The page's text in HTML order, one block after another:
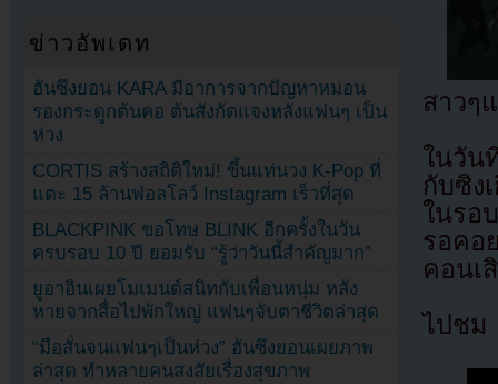
สาวๆ
ในวัน
กับซิง
ในรอ
รอคอ
คอนเ
ไปชม
ข่าวอัพเดท
ฮันซึงยอน KARA มีอาการจากปัญหาหมอน
รองกระดูกต้นคอ ต้นสังกัดแจงหลังแฟนๆ เป็น
ห่วง
CORTIS สร้างสถิติใหม่! ขึ้นแท่นวง K-Pop ที่
แตะ 15 ล้านฟอลโลว์ Instagram เร็วที่สุด
BLACKPINK ขอโทษ BLINK อีกครั้งในวัน
ครบรอบ 10 ปี ยอมรับ “รู้ว่าวันนี้สำคัญมาก”
ยูอาอินเผยโมเมนต์สนิทกับเพื่อนหนุ่ม หลัง
หายจากสื่อไปพักใหญ่ แฟนๆจับตาชีวิตล่าสุด
“มือสั่นจนแฟนๆเป็นห่วง” ฮันซึงยอนเผยภาพ
ล่าสุด ทำหลายคนสงสัยเรื่องสุขภาพ